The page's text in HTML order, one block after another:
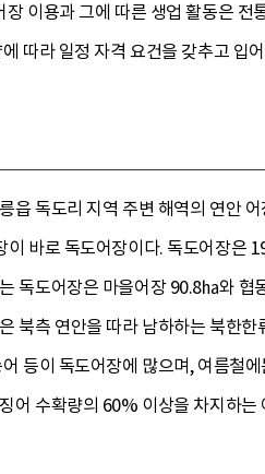
이용과 그에 따른 생업 활동은
따라 일정 자격 요건을 갖추고 입
읍 독도리 지역 주변 해역의 연안
바로 독도어장이다. 독도어장은
독도어장은 마을어장 90.8㏊와
북측 연안을 따라 남하하는 북한
등이 독도어장에 많으며, 여름철
어 수확량의 60% 이상을 차지하